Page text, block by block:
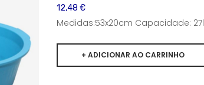
12,48 €
Medidas:53x20cm Capacidade: 27l